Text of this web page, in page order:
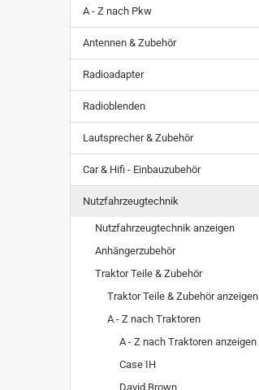
A - Z nach Pkw
Antennen & Zubehör
Radioadapter
Radioblenden
Lautsprecher & Zubehör
Car & Hifi - Einbauzubehör
Nutzfahrzeugtechnik
Nutzfahrzeugtechnik anzeigen
Anhängerzubehör
Traktor Teile & Zubehör
Traktor Teile & Zubehör anzeigen
A - Z nach Traktoren
A - Z nach Traktoren anzeigen
Case IH
David Brown